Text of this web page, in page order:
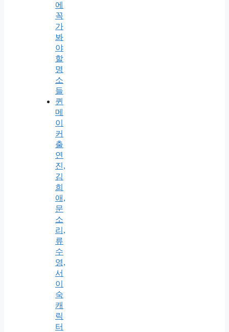
에
꼭
가
봐
야
할
명
소
들
퀸
메
이
커
출
연
진,
김
희
애,
문
소
리,
류
수
영,
서
이
숙
캐
릭
터